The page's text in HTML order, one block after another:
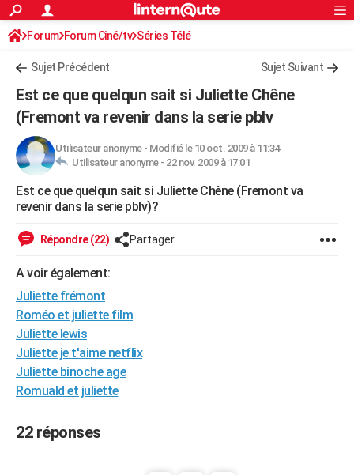
ACTUALITÉS
Politique
Société
Faits Divers
Education
Monde
Villes
+
Programme TV
TNTStreaming
Cinéma
Sorties cinéma
Musique
+FINANCE
Retraite
Impôts
Epargne
Immobilier
Risques naturels par ville
Banque
Assurance
Crédit
AUTO
Essais
Réserver un essai
Citadines
Berlines
SUV
Forum auto
HIGH-TECH
Mobiles
Meilleur smartphone
Internet
Ordinateurs
Jeux vidéo
Guide high-tech
+BRICOLAGE
Forum
Aménagement intérieur
Extérieur
Cuisine
Salle de bains
Jardinage
Rangement
WEEK-END
Guides de France
Escapades
Patrimoine
Expositions
Musées
Week-end nature
+LIFESTYLE
Art de vivre
Bien-être
Loisirs
Mode
Modes de vie
SANTE
Alimentation
Guide de la santé
Maladies
Médicaments
Sommeil
VOYAGE
Destinations
City break
Voyage nature
Voyage de noces
Forum
Climat
PHOTO
BONS PLANS
S'inscrire
Connexion
Forum Forum Ciné/tv Séries Télé
Sujet Précédent Sujet Suivant
Est ce que quelqun sait si Juliette Chêne
(Fremont va revenir dans la serie pblv
Utilisateur anonyme- Modifié le 10 oct. 2009 à 11:34
Utilisateur anonyme - 22 nov. 2009 à 17:01
Est ce que quelqun sait si Juliette Chêne (Fremont va
revenir dans la serie pblv)?
Répondre (22) Partager
A voir également:
Juliette frémont
Roméo et juliette film
Juliette lewis
Juliette je t'aime netflix
Juliette binoche age
Romuald et juliette
22 réponses